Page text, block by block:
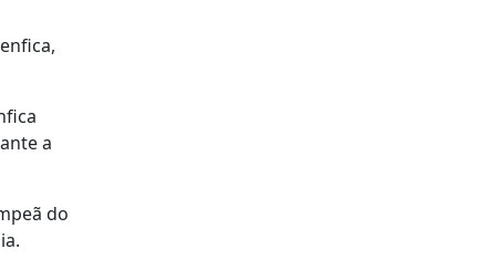
a
do